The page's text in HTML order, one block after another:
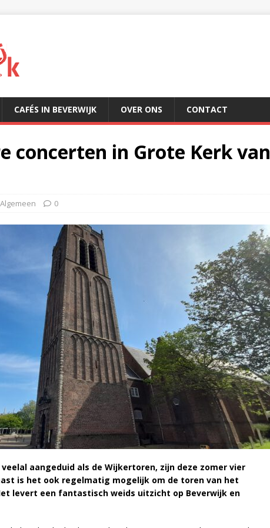
CAFÉS IN BEVERWIJK OVER ONS CONTACT
concerten in Grote Kerk van
Algemeen 0
veelal aangeduid als de Wijkertoren, zijn deze zomer vier
is het ook regelmatig mogelijk om de toren van het
levert een fantastisch weids uitzicht op Beverwijk en